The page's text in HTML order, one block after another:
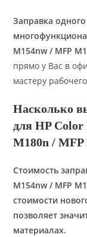
Заправка
M154nw / MFP
прямо у Вас в
мастеру
Насколько
для HP
M180n /
Стоимость
M154nw / MFP
стоимости
позволяет
материалах.